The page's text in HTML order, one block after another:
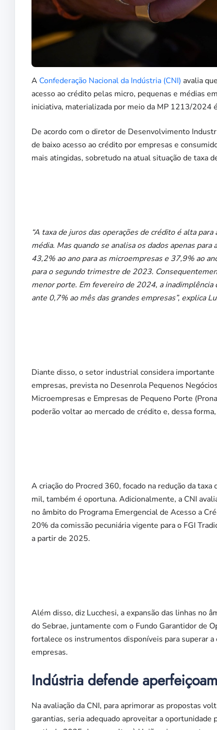
A Confederação Nacional da Indústria (CNI) avalia
acesso ao crédito pelas micro, pequenas e médias
iniciativa, materializada por meio da MP 1213/2024
De acordo com o diretor de Desenvolvimento
de baixo acesso ao crédito por empresas e
mais atingidas, sobretudo na atual situação de taxa
“A taxa de juros das operações de crédito é alta
média. Mas quando se analisa os dados apenas
43,2% ao ano para as microempresas e 37,9% ao
para o segundo trimestre de 2023.
menor porte. Em fevereiro de 2024, a
ante 0,7% ao mês das grandes empresas”, explica
Diante disso, o setor industrial considera importante
empresas, prevista no Desenrola Pequenos
Microempresas e Empresas de Pequeno Porte
poderão voltar ao mercado de crédito e, dessa
A criação do Procred 360, focado na redução da
mil, também é oportuna. Adicionalmente, a CNI
no âmbito do Programa Emergencial de Acesso a
20% da comissão pecuniária vigente para o FGI
a partir de 2025.
Além disso, diz Lucchesi, a expansão das linhas no
do Sebrae, juntamente com o Fundo Garantidor de
fortalece os instrumentos disponíveis para superar
empresas.
Indústria defende
Na avaliação da CNI, para aprimorar as propostas
garantias, seria adequado aproveitar a